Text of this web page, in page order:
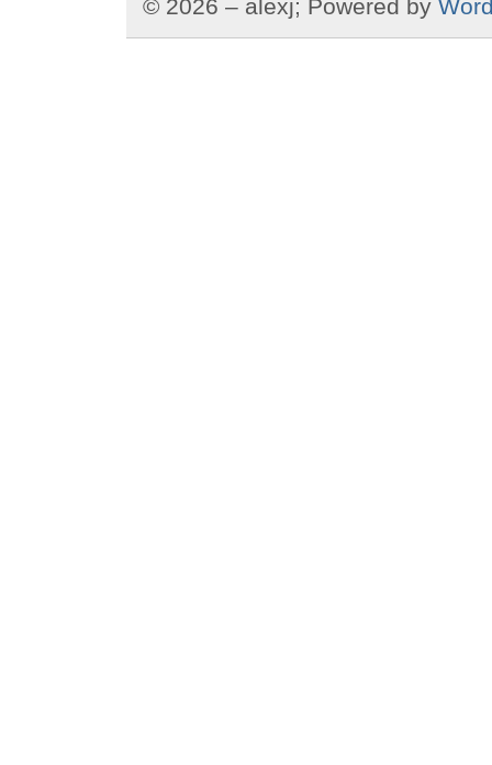
© 2026 – alexj; Powered by